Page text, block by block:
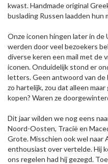
kwast. Handmade original
buslading Russen laadden hun
Onze iconen hingen later in
werden door veel bezoekers
diverse keren een mail met de
iconen. Onduidelijk stond er
letters. Geen antwoord van de
zo hartelijk, zou dat alleen
kopen? Waren ze
Dit jaar wilden we nog eens
Noord-Oosten, Tracië en
Grote. Misschien ook wel naar
enthousiast over vertelde. Hij
ons regelen had hij gezegd.